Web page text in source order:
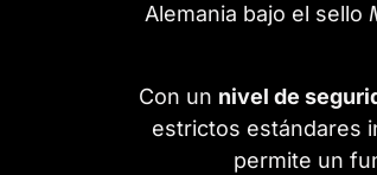
Alemania bajo el sello
Con un nivel de
estrictos estándares
permite un